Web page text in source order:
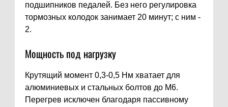
подшипников педалей. Без него регулировка
тормозных колодок занимает 20 минут; с ним -
2.
Мощность под нагрузку
Крутящий момент 0,3-0,5 Нм хватает для
алюминиевых и стальных болтов до M6.
Перегрев исключен благодаря пассивному